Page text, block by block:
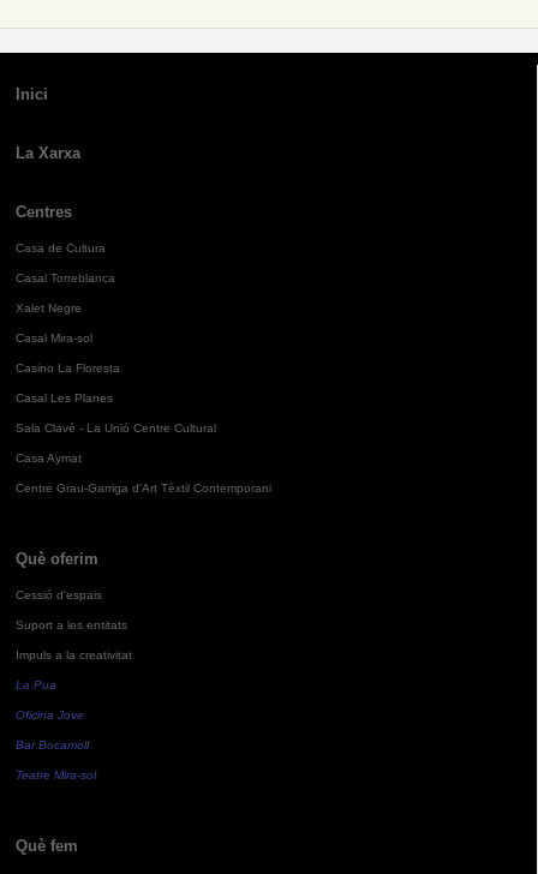
Inici
La Xarxa
Centres
Casa de Cultura
Casal Torreblanca
Xalet Negre
Casal Mira-sol
Casino La Floresta
Casal Les Planes
Sala Clavé - La Unió Centre Cultural
Casa Aymat
Centre Grau-Garriga d'Art Tèxtil Contemporani
Què oferim
Cessió d'espais
Suport a les entitats
Impuls a la creativitat
La Pua
Oficina Jove
Bar Bocamoll
Teatre Mira-sol
Què fem